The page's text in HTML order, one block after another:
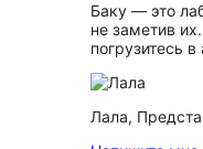
Баку — это
не заметив
погрузитесь
Лала,